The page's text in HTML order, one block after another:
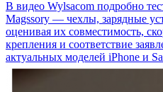
В видео Wylsacom подробно
Magssory — чехлы, зарядные
оценивая их совместимость,
крепления и соответствие
актуальных моделей iPhone и